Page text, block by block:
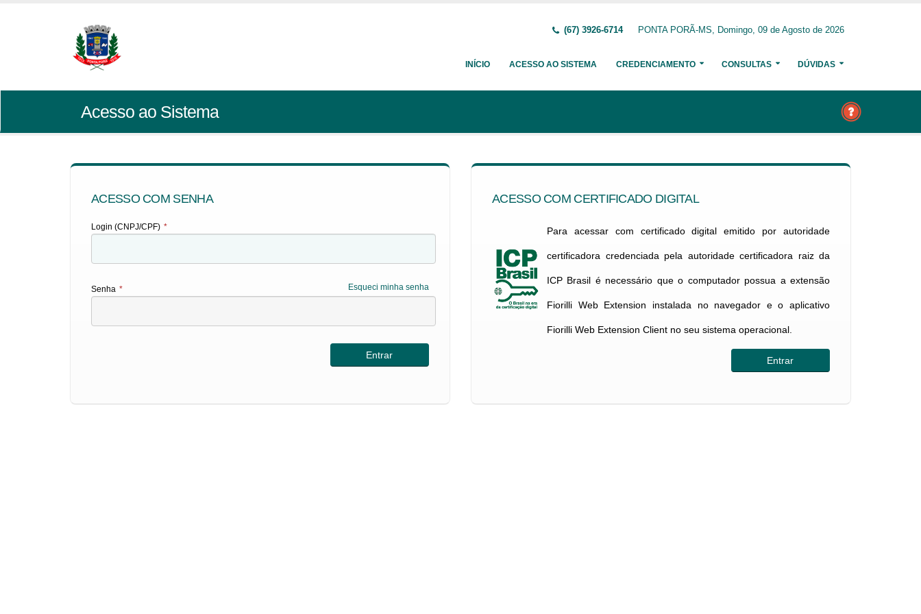
(67) 3926-6714 PONTA PORÃ-MS, Domingo, 09 de Agosto de 2026
INÍCIO ACESSO AO SISTEMA CREDENCIAMENTO CONSULTAS DÚVIDAS
Acesso ao Sistema
ACESSO COM SENHA
Login (CNPJ/CPF) *
Esqueci minha senha
Senha *
ACESSO COM CERTIFICADO DIGITAL
Para acessar com certificado digital emitido por autoridade
certificadora credenciada pela autoridade certificadora raiz da
ICP Brasil é necessário que o computador possua a extensão
Fiorilli Web Extension instalada no navegador e o aplicativo
Fiorilli Web Extension Client no seu sistema operacional.